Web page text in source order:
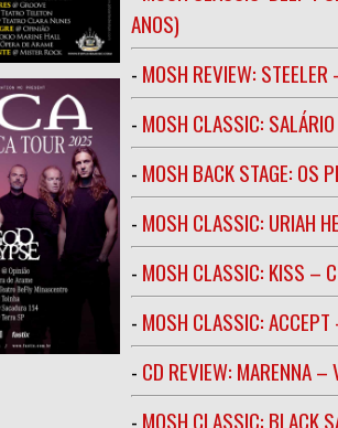
ANOS)
- MOSH REVIEW: STEELER
- MOSH CLASSIC:
- MOSH BACK STAGE: OS
- MOSH CLASSIC: URIAH
- MOSH CLASSIC: KISS –
- MOSH CLASSIC:
- CD REVIEW: MARENNA –
- MOSH CLASSIC: BLACK